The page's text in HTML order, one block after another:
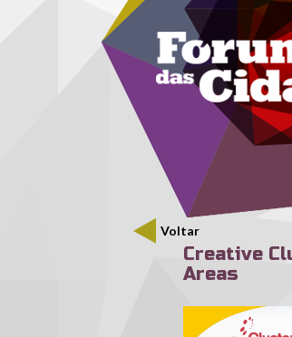
Passar para o conteúdo principalMenu secundário
Voltar
Creative
Areas
cc_2.png